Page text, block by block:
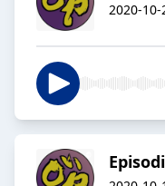
2020-10-